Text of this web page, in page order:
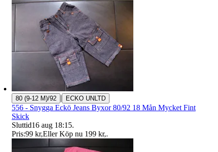
80 (9-12 M)/92 | ECKO UNLTD
556 - Snygga Eckö Jeans Byxor 80/92 18 Mån Mycket Fint
Skick
Sluttid16 aug 18:15.
Pris:99 kr,Eller Köp nu 199 kr,.